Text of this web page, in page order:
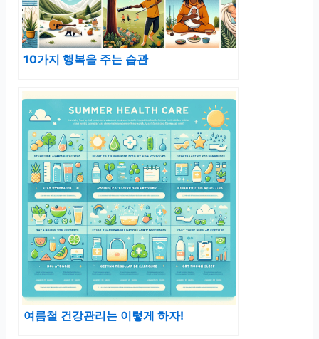
10가지 행복을 주는 습관
여름철 건강관리는 이렇게 하자!